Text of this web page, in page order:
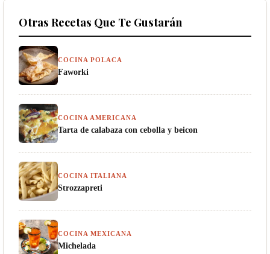
Otras Recetas Que Te Gustarán
COCINA POLACA
Faworki
COCINA AMERICANA
Tarta de calabaza con cebolla y beicon
COCINA ITALIANA
Strozzapreti
COCINA MEXICANA
Michelada